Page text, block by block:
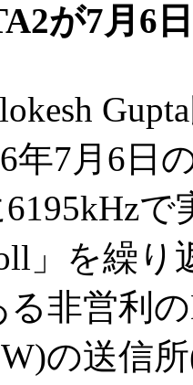
が7月6
年7月6日
で
」を繰
非営利
の送信